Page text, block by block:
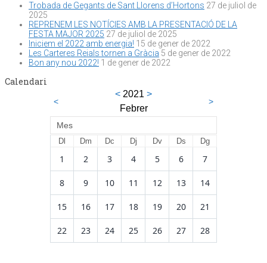
Trobada de Gegants de Sant Llorens d’Hortons 27 de juliol de
2025
REPRENEM LES NOTÍCIES AMB LA PRESENTACIÓ DE LA
FESTA MAJOR 2025 27 de juliol de 2025
Iniciem el 2022 amb energia! 15 de gener de 2022
Les Carteres Reials tornen a Gràcia 5 de gener de 2022
Bon any nou 2022! 1 de gener de 2022
Calendari
<
< 2021 >
Febrer
>
Mes
Dl Dm Dc Dj Dv Ds Dg
1 2 3 4 5 6 7
8 9 10 11 12 13 14
15 16 17 18 19 20 21
22 23 24 25 26 27 28